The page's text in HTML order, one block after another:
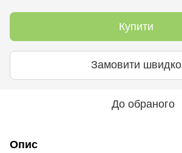
Купити
Замовити швидко
До обраного
Опис